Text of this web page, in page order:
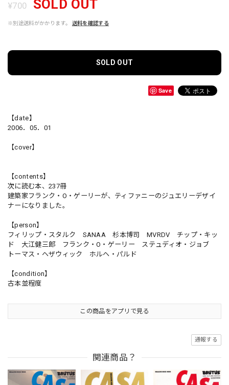
¥700 SOLD OUT
※別途送料がかかります。 送料を確認する
SOLD OUT
Save
【date】
2006．05．01
【cover】
【contents】
次に読む本、237冊
建築家フランク・O・ゲーリーが、ティファニーのジュエリーデザイ
ナーになりました。
【person】
フィリップ・スタルク SANAA 杉本博司 MVRDV チップ・キッ
ド 大江健三郎 フランク・O・ゲーリー ステュディオ・ジョブ
トーマス・ヘザウィック ホルヘ・パルド
【condition】
古本並程度
この商品をアプリで見る
通報する
関連商品？